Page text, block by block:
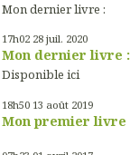
Mon dernier livre :
17h02 28 juil. 2020
Mon dernier livre
Disponible ici
18h50 13 août 2019
Mon premier livre